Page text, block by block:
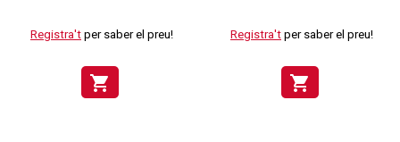
Registra't per saber el preu!
shopping_cart
Registra't per saber el preu!
shopping_cart